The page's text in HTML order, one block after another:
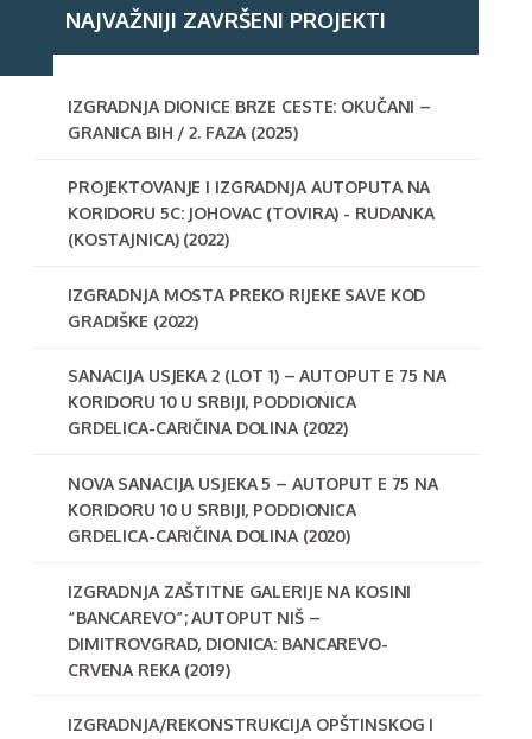
NAJVAŽNIJI ZAVRŠENI PROJEKTI
IZGRADNJA DIONICE BRZE CESTE: OKUČANI –
GRANICA BIH / 2. FAZA (2025)
PROJEKTOVANJE I IZGRADNJA AUTOPUTA NA
KORIDORU 5C: JOHOVAC (TOVIRA) - RUDANKA
(KOSTAJNICA) (2022)
IZGRADNJA MOSTA PREKO RIJEKE SAVE KOD
GRADIŠKE (2022)
SANACIJA USJEKA 2 (LOT 1) – AUTOPUT E 75 NA
KORIDORU 10 U SRBIJI, PODDIONICA
GRDELICA-CARIČINA DOLINA (2022)
NOVA SANACIJA USJEKA 5 – AUTOPUT E 75 NA
KORIDORU 10 U SRBIJI, PODDIONICA
GRDELICA-CARIČINA DOLINA (2020)
IZGRADNJA ZAŠTITNE GALERIJE NA KOSINI
“BANCAREVO”; AUTOPUT NIŠ –
DIMITROVGRAD, DIONICA: BANCAREVO-
CRVENA REKA (2019)
IZGRADNJA/REKONSTRUKCIJA OPŠTINSKOG I